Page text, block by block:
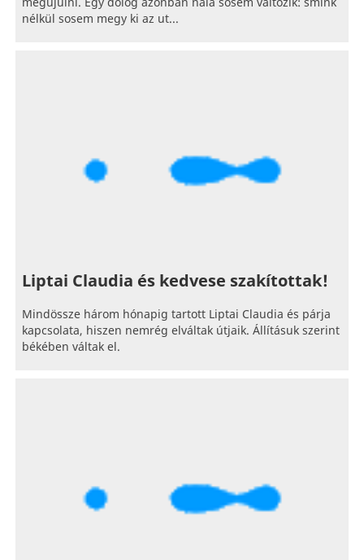
nélkül sosem megy ki az ut...
Liptai Claudia és kedvese szakítottak!
Mindössze három hónapig tartott Liptai Claudia és párja
kapcsolata, hiszen nemrég elváltak útjaik. Állításuk szerint
békében váltak el.